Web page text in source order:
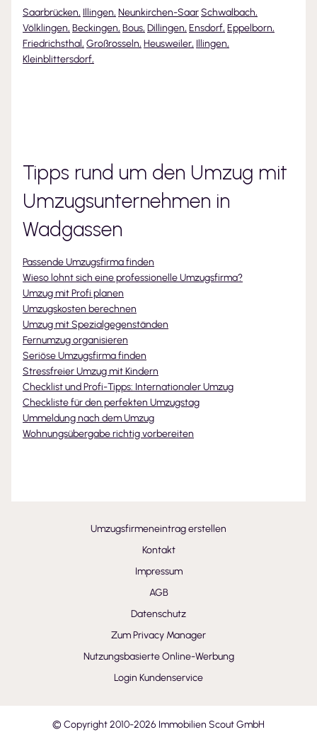
Saarbrücken, Illingen, Neunkirchen-SaarSchwalbach,
Völklingen, Beckingen, Bous, Dillingen, Ensdorf, Eppelborn,
Friedrichsthal, Großrosseln, Heusweiler, Illingen,
Kleinblittersdorf,
Tipps rund um den Umzug mit
Umzugsunternehmen in
Wadgassen
Passende Umzugsfirma finden
Wieso lohnt sich eine professionelle Umzugsfirma?
Umzug mit Profi planen
Umzugskosten berechnen
Umzug mit Spezialgegenständen
Fernumzug organisieren
Seriöse Umzugsfirma finden
Stressfreier Umzug mit Kindern
Checklist und Profi-Tipps: Internationaler Umzug
Checkliste für den perfekten Umzugstag
Ummeldung nach dem Umzug
Wohnungsübergabe richtig vorbereiten
Umzugsfirmeneintrag erstellen
Kontakt
Impressum
AGB
Datenschutz
Zum Privacy Manager
Nutzungsbasierte Online-Werbung
Login Kundenservice
© Copyright 2010-2026 Immobilien Scout GmbH